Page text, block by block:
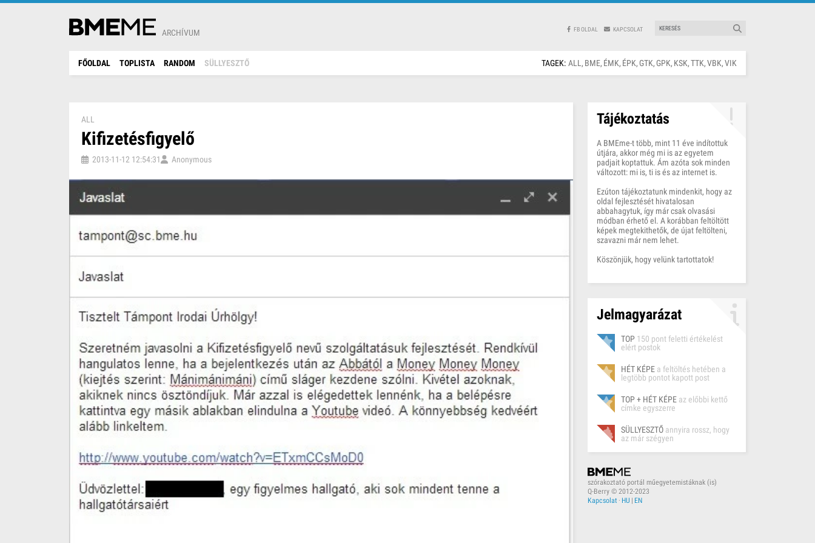
ARCHÍVUM FB OLDAL KAPCSOLAT
FŐOLDAL TOPLISTA RANDOM SÜLLYESZTŐ TAGEK: ALL BME ÉMK ÉPK GTK GPK KSK TTK VBK VIK
ALL
Kifizetésfigyelő
2013-11-12 12:54:31 Anonymous
Tájékoztatás
A BMEme-t több, mint 11 éve indítottuk
útjára, akkor még mi is az egyetem
padjait koptattuk. Ám azóta sok minden
változott: mi is, ti is és az internet is.
Ezúton tájékoztatunk mindenkit, hogy az
oldal fejlesztését hivatalosan
abbahagytuk, így már csak olvasási
módban érhető el. A korábban feltöltött
képek megtekithetők, de újat feltölteni,
szavazni már nem lehet.
Köszönjük, hogy velünk tartottatok!
Jelmagyarázat
TOP 150 pont feletti értékelést
elért postok
HÉT KÉPE a feltöltés hetében a
legtöbb pontot kapott post
TOP + HÉT KÉPE az előbbi kettő
címke egyszerre
SÜLLYESZTŐ annyira rossz, hogy
az már szégyen
szórakoztató portál műegyetemistáknak (is)
Q-Berry © 2012-2023
Kapcsolat · HU | EN